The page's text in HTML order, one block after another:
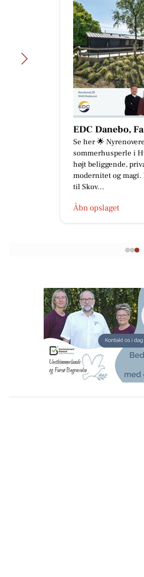
EDC Danebo,
Se her 🌟
sommerhusperle i
højt beliggende,
modernitet og magi.
til Skov...
Åbn opslaget